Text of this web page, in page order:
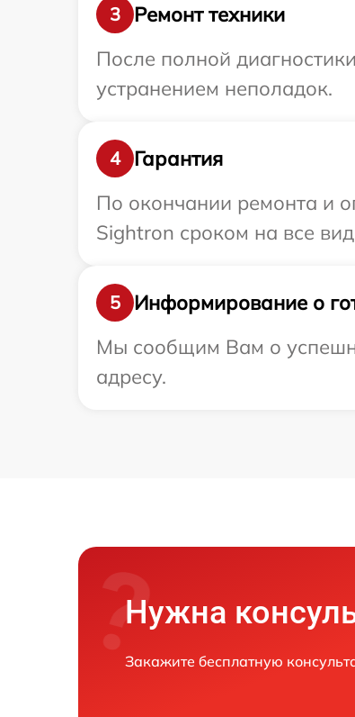
3
Ремонт техники
После полной
устранением неполадок.
4
Гарантия
По окончании ремонта и
Sightron сроком на все
5
Информирование о
Мы сообщим Вам о
адресу.
Нужна
Закажите бесплатную